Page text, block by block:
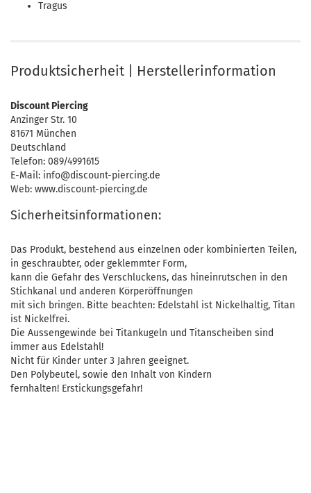
Tragus
Produktsicherheit | Herstellerinformation
Discount Piercing
Anzinger Str. 10
81671 München
Deutschland
Telefon: 089/4991615
E-Mail: info@discount-piercing.de
Web: www.discount-piercing.de
Sicherheitsinformationen:
Das Produkt, bestehend aus einzelnen oder kombinierten Teilen,
in geschraubter, oder geklemmter Form,
kann die Gefahr des Verschluckens, das hineinrutschen in den
Stichkanal und anderen Körperöffnungen
mit sich bringen. Bitte beachten: Edelstahl ist Nickelhaltig, Titan
ist Nickelfrei.
Die Aussengewinde bei Titankugeln und Titanscheiben sind
immer aus Edelstahl!
Nicht für Kinder unter 3 Jahren geeignet.
Den Polybeutel, sowie den Inhalt von Kindern
fernhalten! Erstickungsgefahr!